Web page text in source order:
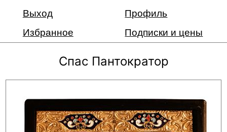
Выход
Профиль
Избранное
Подписки и цены
Спас Пантократор